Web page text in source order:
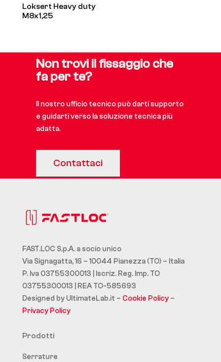
Loksert Heavy duty
M8x1,25
Non trovi il fissaggio che
fa per te?
Il nostro ufficio tecnico può darti supporto
e guidarti verso la soluzione tecnica più
adatta.
Contattaci
FAST.LOC S.p.A. a socio unico
Via Signagatta, 16 – 10044 Pianezza (TO) – Italia
P. Iva 03755300013 | Iscriz. Reg. Imp. TO
03755300013 | REA TO-585693
Designed by UltimateLab.it – Cookie Policy–
Privacy Policy
Prodotti
Serrature